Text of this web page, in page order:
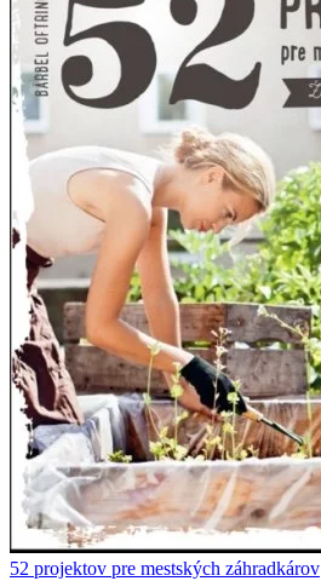
52 projektov pre mestských záhradkárov